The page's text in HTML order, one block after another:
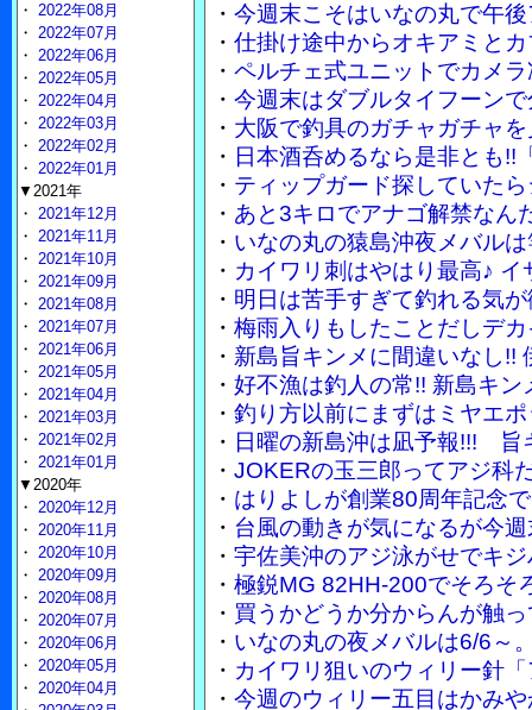
・ 今週末こそはいなの丸で午
・ 仕掛け途中からオキアミと
・ ペルチェ式ユニットでカメ
・ 今週末はダブルタイフーン
・ 大阪で釣具のガチャガチャ
・ 日本酒呑めるなら是非とも!!
・ ティップガード探していた
・ あと3キロでアナゴ解禁なん
・ いなの丸の猿島沖夜メバル
・ カイワリ刺はやはり最高♪
・ 明日は苦手すぎて釣れる気
・ 梅雨入りもしたことだしデ
・ 新島旨キンメに間違いなし!!
・ 好不漁は釣人の常!! 新島キ
・ 釣り方以前にまずはミヤエ
・ 日曜の新島沖は凪予報!!! 旨
・ JOKERの玉三郎ってアジ科
・ はりよしが創業80周年記念
・ 台風の動きが気になるが今
・ 宇佐美沖のアジ泳がせでキ
・ 極鋭MG 82HH-200でそろそ
・ 買うかどうか分からんが触
・ いなの丸の夜メバルは6/6～
・ カイワリ狙いのウィリー針
・ 今週のウィリー五目はかみ
・ 2022年08月
・ 2022年07月
・ 2022年06月
・ 2022年05月
・ 2022年04月
・ 2022年03月
・ 2022年02月
・ 2022年01月
▼2021年
・ 2021年12月
・ 2021年11月
・ 2021年10月
・ 2021年09月
・ 2021年08月
・ 2021年07月
・ 2021年06月
・ 2021年05月
・ 2021年04月
・ 2021年03月
・ 2021年02月
・ 2021年01月
▼2020年
・ 2020年12月
・ 2020年11月
・ 2020年10月
・ 2020年09月
・ 2020年08月
・ 2020年07月
・ 2020年06月
・ 2020年05月
・ 2020年04月